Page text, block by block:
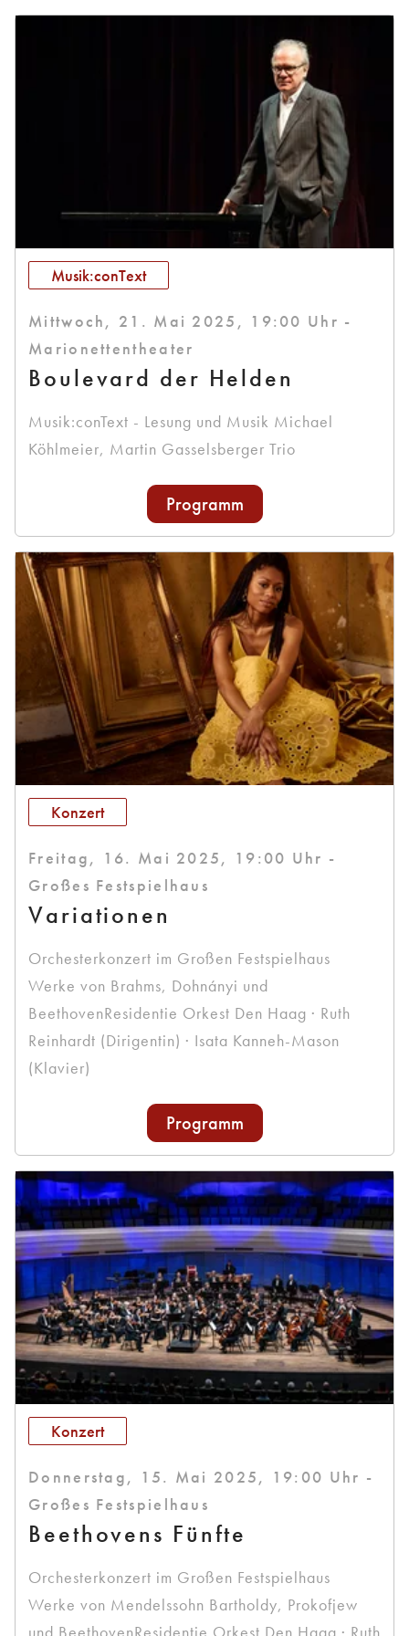
Musik:conText
Mittwoch, 21. Mai 2025, 19:00 Uhr -
Marionettentheater
Boulevard der Helden
Musik:conText - Lesung und Musik Michael
Köhlmeier, Martin Gasselsberger Trio
Programm
Konzert
Freitag, 16. Mai 2025, 19:00 Uhr -
Großes Festspielhaus
Variationen
Orchesterkonzert im Großen Festspielhaus
Werke von Brahms, Dohnányi und
BeethovenResidentie Orkest Den Haag · Ruth
Reinhardt (Dirigentin) · Isata Kanneh-Mason
(Klavier)
Programm
Konzert
Donnerstag, 15. Mai 2025, 19:00 Uhr -
Großes Festspielhaus
Beethovens Fünfte
Orchesterkonzert im Großen Festspielhaus
Werke von Mendelssohn Bartholdy, Prokofjew
und BeethovenResidentie Orkest Den Haag · Ruth